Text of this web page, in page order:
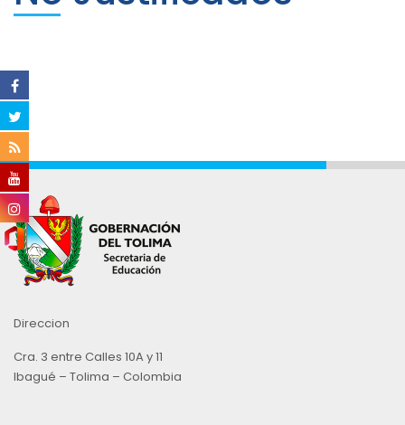
Direccion
Cra. 3 entre Calles 10A y 11
Ibagué – Tolima – Colombia